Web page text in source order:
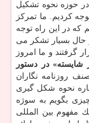
در حوزه نحوه تشكیل
كردیم. ما تمركز
كه در این راه توجه
حال بسیار تشكر می
گرفتند و ما امروز
شایسته» در دستور
روزنامه نگاران
نحوه شكل گیری
بگویم به سوژه
مفهوم بین المللی